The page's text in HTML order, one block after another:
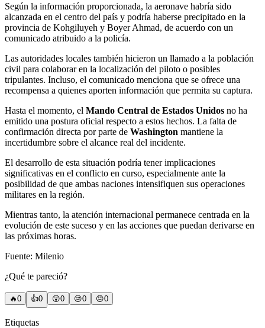
Según la información proporcionada, la aeronave habría sido
alcanzada en el centro del país y podría haberse precipitado en la
provincia de Kohgiluyeh y Boyer Ahmad, de acuerdo con un
comunicado atribuido a la policía.
Las autoridades locales también hicieron un llamado a la población
civil para colaborar en la localización del piloto o posibles
tripulantes. Incluso, el comunicado menciona que se ofrece una
recompensa a quienes aporten información que permita su captura.
Hasta el momento, el Mando Central de Estados Unidos no ha
emitido una postura oficial respecto a estos hechos. La falta de
confirmación directa por parte de Washington mantiene la
incertidumbre sobre el alcance real del incidente.
El desarrollo de esta situación podría tener implicaciones
significativas en el conflicto en curso, especialmente ante la
posibilidad de que ambas naciones intensifiquen sus operaciones
militares en la región.
Mientras tanto, la atención internacional permanece centrada en la
evolución de este suceso y en las acciones que puedan derivarse en
las próximas horas.
Fuente: Milenio
¿Qué te pareció?
🔥0 👍0 😲0 😢0 😠0
Etiquetas